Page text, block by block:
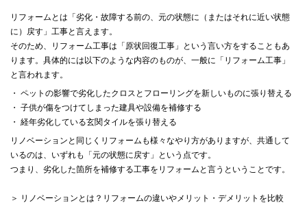
リフォームとは「劣化・故障する前の、元の状態に（またはそれに近い状態
に）戻す」工事と言えます。
そのため、リフォーム工事は「原状回復工事」という言い方をすることもあ
ります。具体的には以下のような内容のものが、一般に「リフォーム工事」
と言われます。
・ ペットの影響で劣化したクロスとフローリングを新しいものに張り替える
・ 子供が傷をつけてしまった建具や設備を補修する
・ 経年劣化している玄関タイルを張り替える
リノベーションと同じくリフォームも様々なやり方がありますが、共通して
いるのは、いずれも「元の状態に戻す」という点です。
つまり、劣化した箇所を補修する工事をリフォームと言うということです。
＞ リノベーションとは？リフォームの違いやメリット・デメリットを比較